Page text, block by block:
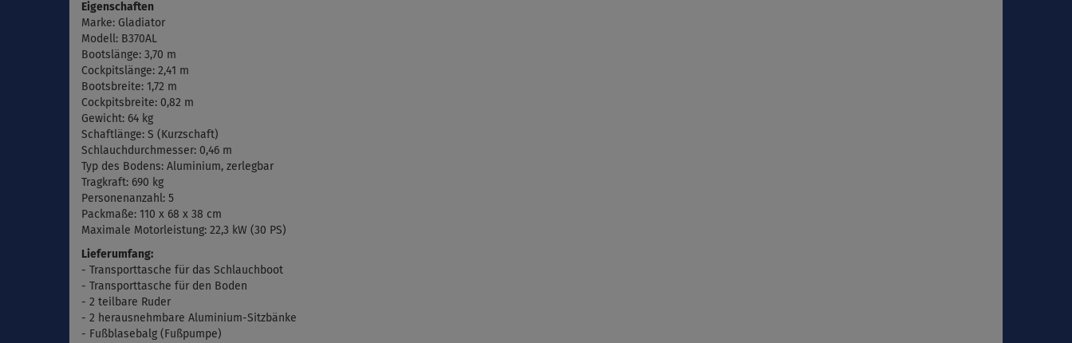
Eigenschaften
Marke: Gladiator
Modell: B370AL
Bootslänge: 3,70 m
Cockpitslänge: 2,41 m
Bootsbreite: 1,72 m
Cockpitsbreite: 0,82 m
Gewicht: 64 kg
Schaftlänge: S (Kurzschaft)
Schlauchdurchmesser: 0,46 m
Typ des Bodens: Aluminium, zerlegbar
Tragkraft: 690 kg
Personenanzahl: 5
Packmaße: 110 x 68 x 38 cm
Maximale Motorleistung: 22,3 kW (30 PS)
Lieferumfang:
- Transporttasche für das Schlauchboot
- Transporttasche für den Boden
- 2 teilbare Ruder
- 2 herausnehmbare Aluminium-Sitzbänke
- Fußblasebalg ( Fußpumpe)